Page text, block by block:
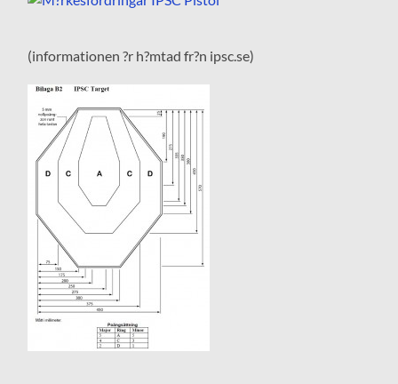
(informationen ?r h?mtad fr?n ipsc.se)